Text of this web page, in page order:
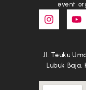
event
Jl. Teuku
Lubuk Baja,